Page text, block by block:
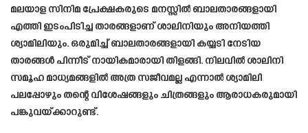
മലയാള സിനിമ പ്രേക്ഷകരുടെ മനസ്സിൽ ബാലതാരങ്ങളായി
എത്തി ഇടംപിടിച്ച താരങ്ങളാണ് ശാലിനിയും അനിയത്തി
ശ്യാമിലിയും. ഒരുമിച്ച് ബാലതാരങ്ങളായി കയ്യടി നേടിയ
താരങ്ങൾ പിന്നീട് നായികമാരായി തിളങ്ങി. നിലവിൽ ശാലിനി
സമൂഹ മാധ്യമങ്ങളിൽ അത്ര സജീവമല്ല എന്നാൽ ശ്യാമിലി
പലപ്പോഴും തന്റെ വിശേഷങ്ങളും ചിത്രങ്ങളും ആരാധകരുമായി
പങ്കുവയ്ക്കാറുണ്ട്.